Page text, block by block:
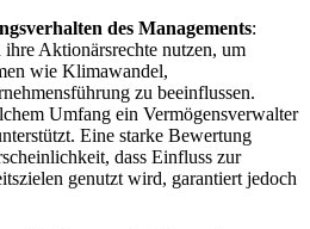
des Managements:
Aktionärsrechte nutzen, um
wie Klimawandel,
zu beeinflussen.
Umfang ein Vermögensverwalter
Eine starke Bewertung
dass Einfluss zur
genutzt wird, garantiert jedoch